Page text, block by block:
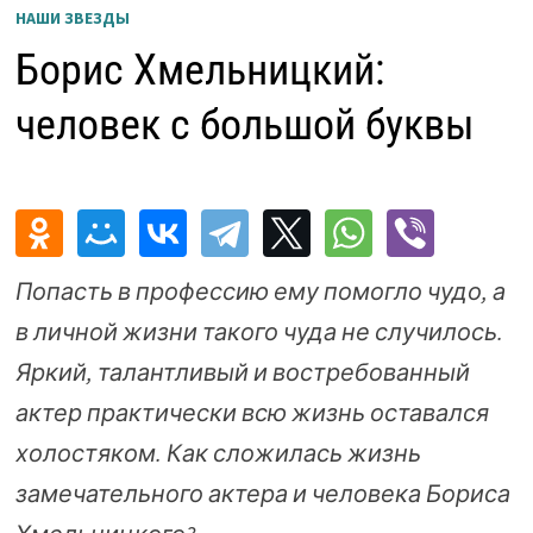
НАШИ ЗВЕЗДЫ
Борис Хмельницкий:
человек с большой буквы
Попасть в профессию ему помогло чудо, а
в личной жизни такого чуда не случилось.
Яркий, талантливый и востребованный
актер практически всю жизнь оставался
холостяком. Как сложилась жизнь
замечательного актера и человека Бориса